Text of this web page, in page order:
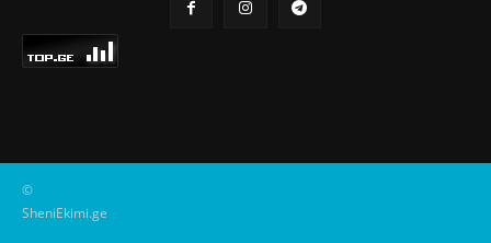
©
SheniEkimi.ge